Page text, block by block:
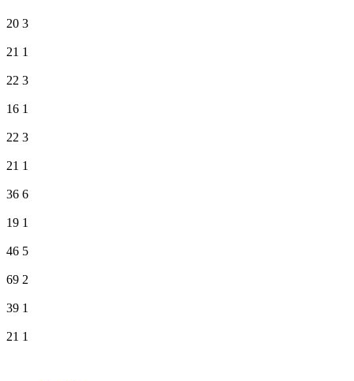
20 3
21 1
22 3
16 1
22 3
21 1
36 6
19 1
46 5
69 2
39 1
21 1